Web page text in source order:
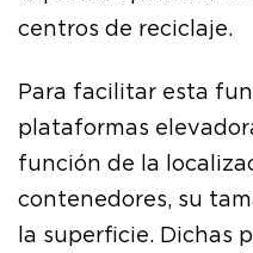
centros de reciclaje.
Para facilitar esta
plataformas
función de la
contenedores, su
la superficie. Dichas